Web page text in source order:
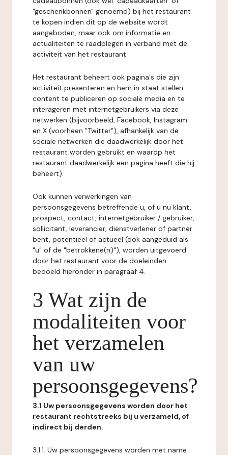
"geschenkbonnen" genoemd) bij het restaurant
te kopen indien dit op de website wordt
aangeboden, maar ook om informatie en
actualiteiten te raadplegen in verband met de
activiteit van het restaurant.
Het restaurant beheert ook pagina's die zijn
activiteit presenteren en hem in staat stellen
content te publiceren op sociale media en te
interageren met internetgebruikers via deze
netwerken (bijvoorbeeld, Facebook, Instagram
en X (voorheen "Twitter"), afhankelijk van de
sociale netwerken die daadwerkelijk door het
restaurant worden gebruikt en waarop het
restaurant daadwerkelijk een pagina heeft die hij
beheert).
Ook kunnen verwerkingen van
persoonsgegevens betreffende u, of u nu klant,
prospect, contact, internetgebruiker / gebruiker,
sollicitant, leverancier, dienstverlener of partner
bent, potentieel of actueel (ook aangeduid als
"u" of de "betrokkene(n)"), worden uitgevoerd
door het restaurant voor de doeleinden
bedoeld hieronder in paragraaf 4.
3 Wat zijn de
modaliteiten voor
het verzamelen
van uw
persoonsgegevens?
3.1 Uw persoonsgegevens worden door het
restaurant rechtstreeks bij u verzameld, of
indirect bij derden.
3.1.1. Uw persoonsgegevens worden met name